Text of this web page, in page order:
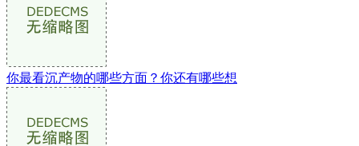
你最看沉产物的哪些方面？你还有哪些想